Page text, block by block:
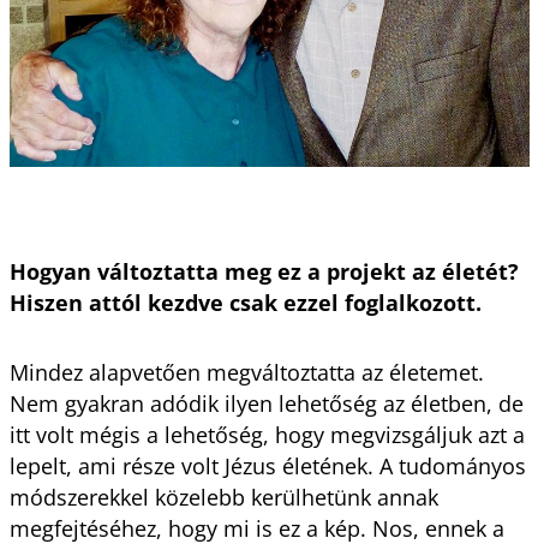
Hogyan változtatta meg ez a projekt az életét?
Hiszen attól kezdve csak ezzel foglalkozott.
Mindez alapvetően megváltoztatta az életemet.
Nem gyakran adódik ilyen lehetőség az életben, de
itt volt mégis a lehetőség, hogy megvizsgáljuk azt a
lepelt, ami része volt Jézus életének. A tudományos
módszerekkel közelebb kerülhetünk annak
megfejtéséhez, hogy mi is ez a kép. Nos, ennek a